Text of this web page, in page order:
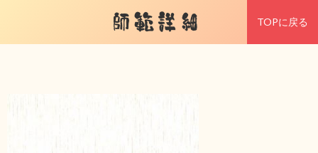
師範詳細 TOPに戻る